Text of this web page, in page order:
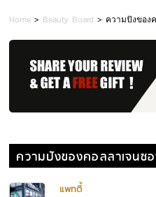
Home > Beauty Board > ความปังของ
ความปังของคอลลาเจนซ
แพทตี้